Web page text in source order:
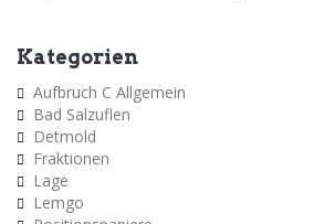
Kategorien
Aufbruch C Allgemein
Bad Salzuflen
Detmold
Fraktionen
Lage
Lemgo